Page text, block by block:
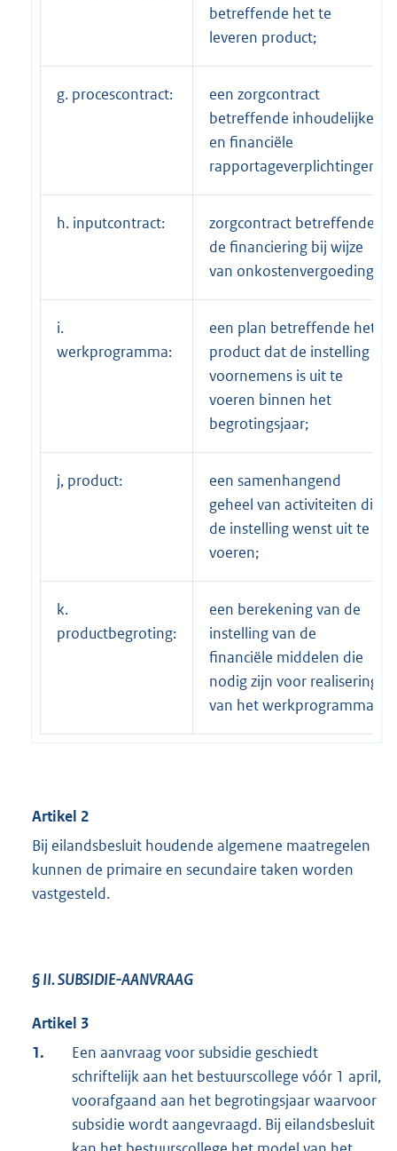
betreffende het te
leveren product;
g. procescontract:
een zorgcontract
betreffende inhoudelijke
en financiële
rapportageverplichtingen;
h. inputcontract:
zorgcontract betreffende
de financiering bij wijze
van onkostenvergoeding;
i.
werkprogramma:
een plan betreffende het
product dat de instelling
voornemens is uit te
voeren binnen het
begrotingsjaar;
j, product:
een samenhangend
geheel van activiteiten die
de instelling wenst uit te
voeren;
k.
productbegroting:
een berekening van de
instelling van de
financiële middelen die
nodig zijn voor realisering
van het werkprogramma.
Artikel 2
Bij eilandsbesluit houdende algemene maatregelen
kunnen de primaire en secundaire taken worden
vastgesteld.
§ II.SUBSIDIE-AANVRAAG
Artikel 3
1.
Een aanvraag voor subsidie geschiedt
schriftelijk aan het bestuurscollege vóór 1 april,
voorafgaand aan het begrotingsjaar waarvoor
subsidie wordt aangevraagd. Bij eilandsbesluit